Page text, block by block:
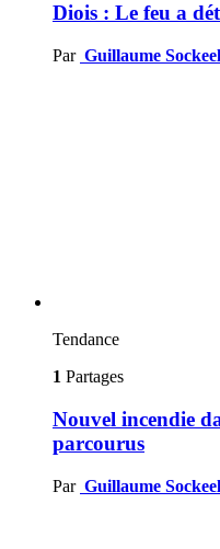
Diois : Le feu a
Par Guillaume Sockeel
Tendance
1 Partages
Nouvel incendie
parcourus
Par Guillaume Sockeel